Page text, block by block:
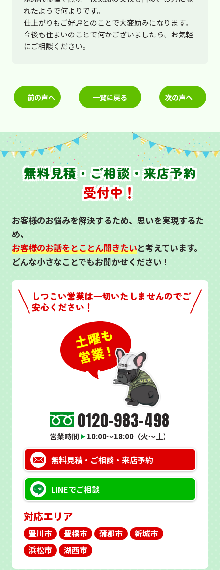
れたようで何よりです。
仕上がりもご好評とのことで大変励みになります。
今後も住まいのことで何かございましたら、お気軽
にご相談ください。
前の声へ 一覧に戻る 次の声へ
無料見積・ご相談・来店予約
受付中！
お客様のお悩みを解決するため、思いを実現するた
め、
お客様のお話をとことん聞きたいと考えています。
どんな小さなことでもお聞かせください！
しつこい営業は一切いたしませんのでご
安心ください！
0120-983-498
営業時間 ▶ 10:00～18:00（火～土）
無料見積・ ご相談・来店予約
LINEでご相談
対応エリア
豊川市 豊橋市 蒲郡市
新城市
浜松市
湖西市